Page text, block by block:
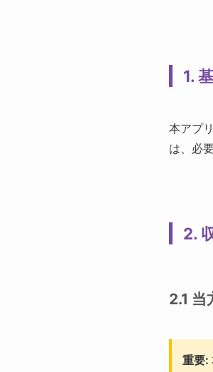
1.
本アプ
は、必
2.
2.1 当
重要: